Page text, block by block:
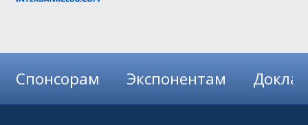
Спонсорам Экспонентам